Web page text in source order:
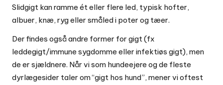
Slidgigt kan ramme ét eller flere led, typisk hofter,
albuer, knæ, ryg eller småled i poter og tæer.
Der findes også andre former for gigt (fx
leddegigt/immune sygdomme eller infektiøs gigt), men
de er sjældnere. Når vi som hundeejere og de fleste
dyrlægesider taler om “gigt hos hund”, mener vi oftest